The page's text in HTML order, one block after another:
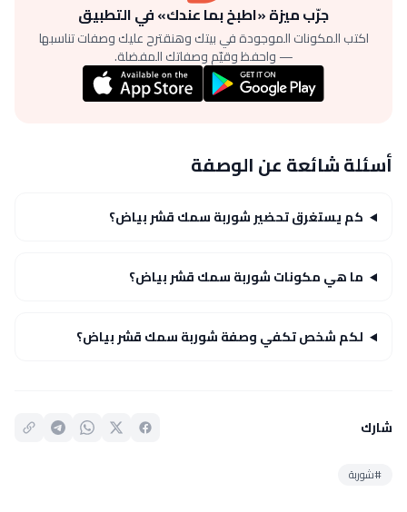
جرّب ميزة «اطبخ بما عندك» في التطبيق
اكتب المكونات الموجودة في بيتك وهنقترح عليك وصفات تناسبها
— واحفظ وقيّم وصفاتك المفضلة.
أسئلة شائعة عن الوصفة
كم يستغرق تحضير شوربة سمك قشر بياض؟
ما هي مكونات شوربة سمك قشر بياض؟
لكم شخص تكفي وصفة شوربة سمك قشر بياض؟
شارك
#شوربة